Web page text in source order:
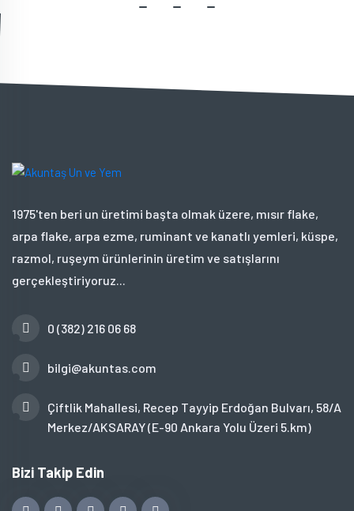
1975'ten beri un üretimi başta olmak üzere, mısır flake,
arpa flake, arpa ezme, ruminant ve kanatlı yemleri, küspe,
razmol, ruşeym ürünlerinin üretim ve satışlarını
gerçekleştiriyoruz...
0 (382) 216 06 68
bilgi@akuntas.com
Çiftlik Mahallesi, Recep Tayyip Erdoğan Bulvarı, 58/A
Merkez/AKSARAY (E-90 Ankara Yolu Üzeri 5.km)
Bizi Takip Edin